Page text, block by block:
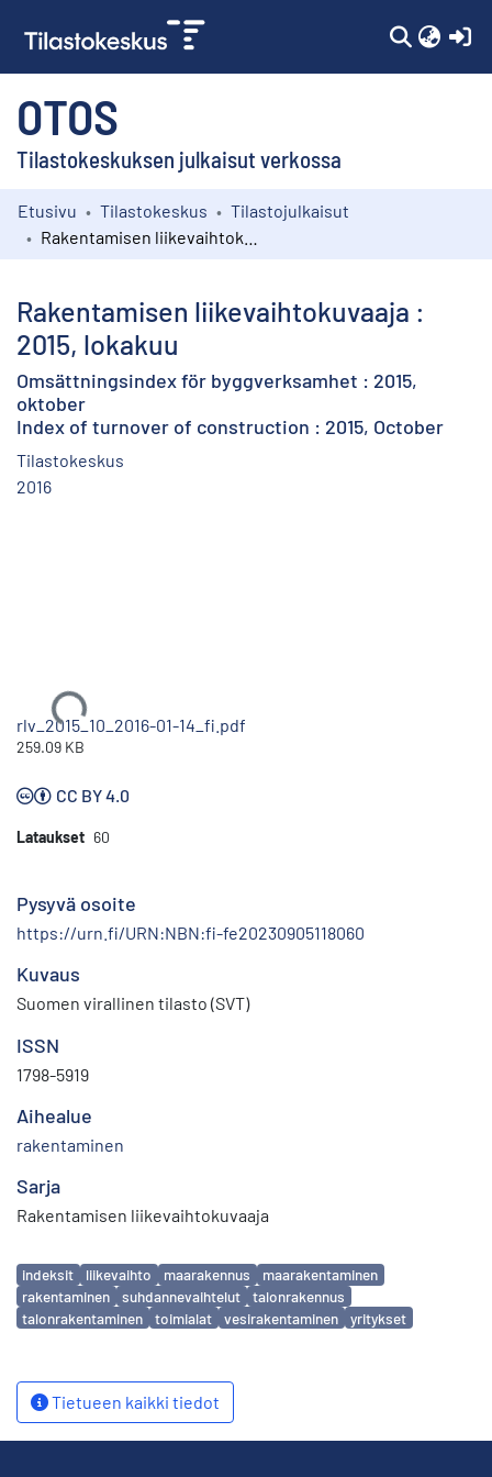
OTOS
Tilastokeskuksen julkaisut verkossa
Kokoelmat
Etusivu Tilastokeskus
Tilastojulkaisut
Rakentamisen liikevaihtokuvaaja :
2015, lokakuu
Omsättningsindex för byggverksamhet : 2015,
oktober
Index of turnover of construction : 2015, October
Tilastokeskus
2016
Ladataan...
rlv_2015_10_2016-01-14_fi.pdf
259.09 KB
CC BY 4.0
Lataukset 60
Pysyvä osoite
https://urn.fi/URN:NBN:fi-fe20230905118060
Kuvaus
Suomen virallinen tilasto (SVT)
ISSN
1798-5919
Aihealue
rakentaminen
Sarja
Rakentamisen liikevaihtokuvaaja
Avainsanat
indeksit liikevaihto maarakennus
maarakentaminen
rakentaminen
suhdannevaihtelut
talonrakennus
talonrakentaminen
toimialat vesirakentaminen yritykset
Tietueen kaikki tiedot